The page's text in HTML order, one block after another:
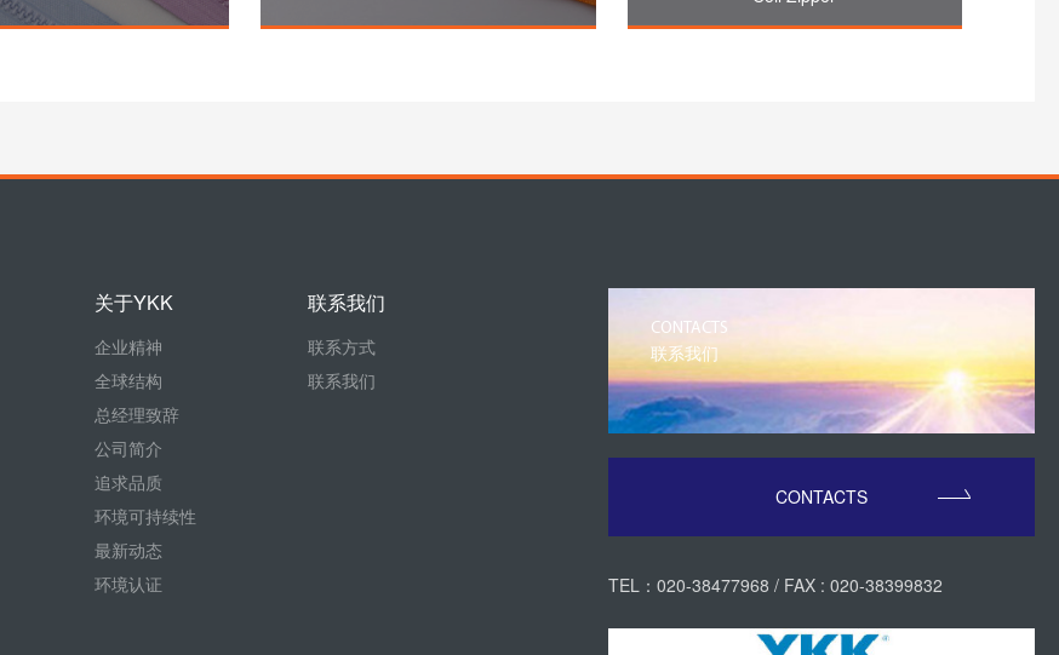
关于YKK
企业精神
全球结构
总经理致辞
公司简介
追求品质
环境可持续性
最新动态
环境认证
联系我们
联系方式
联系我们
CONTACTS
联系我们
CONTACTS
TEL：020-38477968 / FAX : 020-38399832